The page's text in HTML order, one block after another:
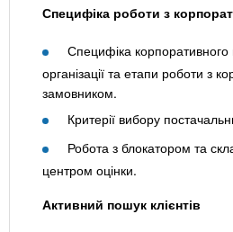
Специфіка роботи з
Специфіка корпоративного
організації та етапи роботи з
замовником.
Критерії вибору
Робота з блокатором та
центром оцінки.
Активний пошук клієнтів